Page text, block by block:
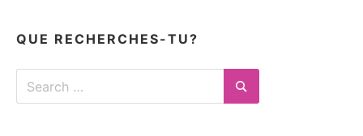
QUE RECHERCHES-TU?
Search
for:
Search